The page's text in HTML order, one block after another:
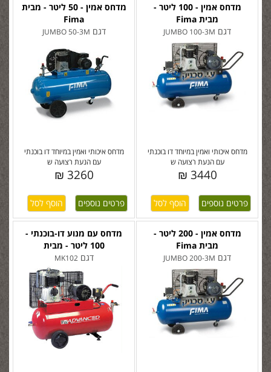
מדחס אמין - 50 ליטר - מבית
Fima
דגם JUMBO 50-3M
מדחס איכותי ואמין במיוחד דו בוכנתי
עם הנעת רצועה ש
3260 ₪
פרטים נוספים
מדחס אמין - 100 ליטר -
מבית Fima
דגם JUMBO 100-3M
מדחס איכותי ואמין במיוחד דו בוכנתי
עם הנעת רצועה ש
3440 ₪
פרטים נוספים
מדחס עם מנוע דו-בוכנתי -
100 ליטר - מבית
דגםMK102
מדחס אמין - 200 ליטר -
מבית Fima
דגם JUMBO 200-3M